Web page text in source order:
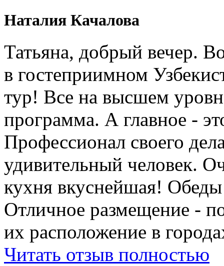
Наталия Качалова
Татьяна, добрый вечер.
в гостеприимном
тур! Все на высшем
программа. А главное -
Профессионал своего
удивительный человек.
кухня вкуснейшая!
Отличное размещение -
их расположение в
Читать отзыв полностью